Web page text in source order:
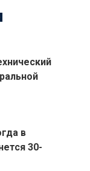
в
30-